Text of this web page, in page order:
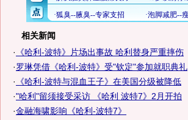
相关新闻
· 《哈利-波特》片场出事故 哈利替身严重摔伤
·罗琳凭借《哈利-波特》受"钦定"参加就职典礼
· 《哈利-波特与混血王子》在美国分级被降低
·"哈利"留须接受采访 《哈利 波特7》2月开拍
·金融海啸影响《哈利-波特7》